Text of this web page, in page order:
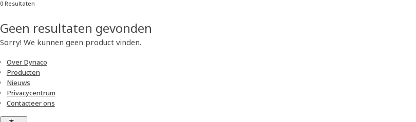
0 Resultaten
Geen resultaten gevonden
Sorry! We kunnen geen product vinden.
Over Dynaco
Producten
Nieuws
Privacycentrum
Contacteer ons